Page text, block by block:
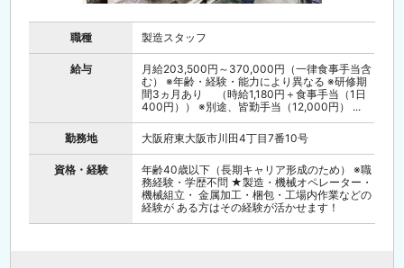
職種 製造スタッフ
給与
月給203,500円～370,000円（一律食事手当含
む） ※年齢・経験・能力により異なる ※研修期
間3ヵ月あり （時給1,180円＋食事手当（1日
400円）） ※別途、皆勤手当（12,000円） ...
勤務地 大阪府東大阪市川田4丁目7番10号
資格・経験
年齢40歳以下（長期キャリア形成のため） ※職
務経験・学歴不問 ★製造・機械オペレーター・
機械組立・ 金属加工・梱包・工場内作業などの
経験が ある方はその経験が活かせます！